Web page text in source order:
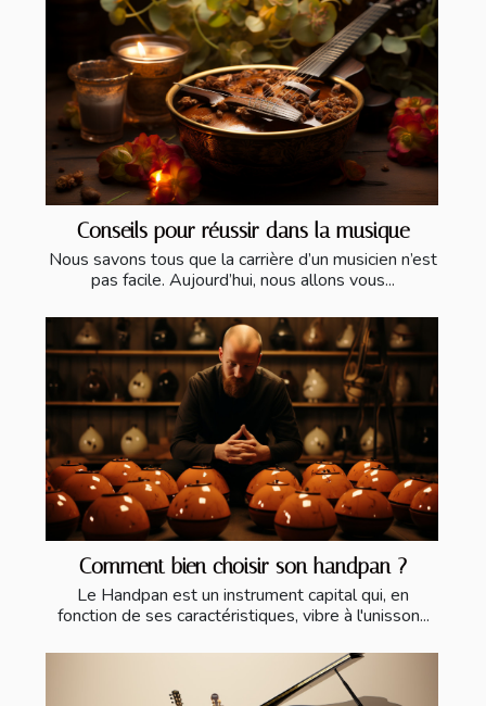
Conseils pour réussir dans la musique
Nous savons tous que la carrière d’un musicien n’est
pas facile. Aujourd’hui, nous allons vous...
Comment bien choisir son handpan ?
Le Handpan est un instrument capital qui, en
fonction de ses caractéristiques, vibre à l'unisson...